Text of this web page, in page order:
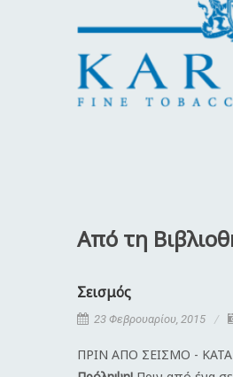
Από τη
Σεισμός
23 Φεβρουαρίου, 2015
ΠΡΙΝ ΑΠΟ ΣΕΙΣΜΟ -